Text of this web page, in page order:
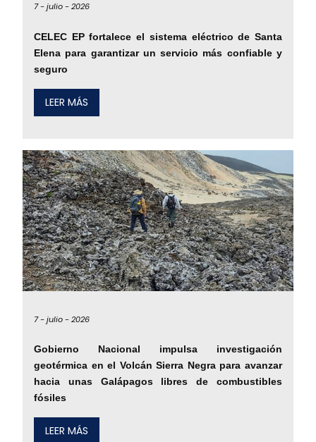
7 -julio -2026
CELEC EP fortalece el sistema eléctrico de Santa
Elena para garantizar un servicio más confiable y
seguro
LEER MÁS
7 -julio -2026
Gobierno Nacional impulsa investigación
geotérmica en el Volcán Sierra Negra para avanzar
hacia unas Galápagos libres de combustibles
fósiles
LEER MÁS